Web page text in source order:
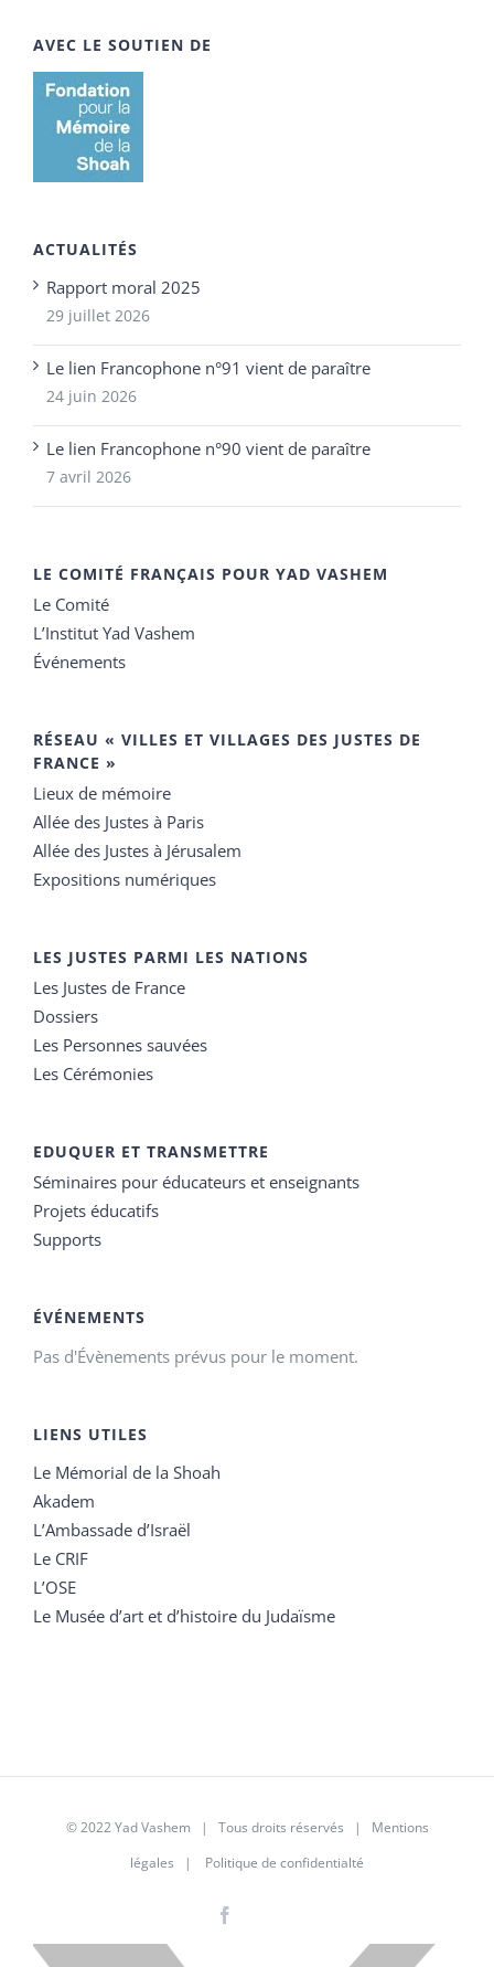
AVEC LE SOUTIEN DE
ACTUALITÉS
Rapport moral 2025
29 juillet 2026
Le lien Francophone n°91 vient de paraître
24 juin 2026
Le lien Francophone n°90 vient de paraître
7 avril 2026
LE COMITÉ FRANÇAIS POUR YAD VASHEM
Le Comité
L’Institut Yad Vashem
Événements
RÉSEAU « VILLES ET VILLAGES DES JUSTES DE
FRANCE »
Lieux de mémoire
Allée des Justes à Paris
Allée des Justes à Jérusalem
Expositions numériques
LES JUSTES PARMI LES NATIONS
Les Justes de France
Dossiers
Les Personnes sauvées
Les Cérémonies
EDUQUER ET TRANSMETTRE
Séminaires pour éducateurs et enseignants
Projets éducatifs
Supports
ÉVÉNEMENTS
Pas d'Évènements prévus pour le moment.
LIENS UTILES
Le Mémorial de la Shoah
Akadem
L’Ambassade d’Israël
Le CRIF
L’OSE
Le Musée d’art et d’histoire du Judaïsme
© 2022 Yad Vashem | Tous droits réservés | Mentions
légales | Politique de confidentialté
X